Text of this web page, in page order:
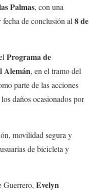
Palmas, con una
fecha de conclusión al 8 de
Programa de
Alemán, en el tramo del
parte de las acciones
daños ocasionados por
movilidad segura y
de bicicleta y
Guerrero, Evelyn